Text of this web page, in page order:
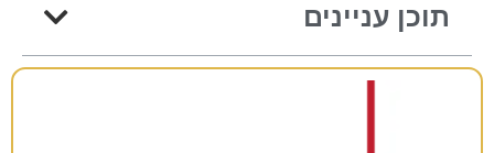
תוכן עניינים